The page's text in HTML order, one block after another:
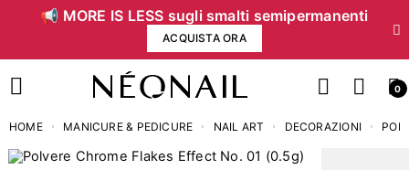
📢 MORE IS LESS sugli smalti semipermanenti
ACQUISTA ORA
0
HOME MANICURE & PEDICURE NAIL ART DECORAZIONI